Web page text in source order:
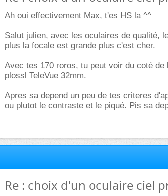
Ah oui effectivement Max, t'es HS la ^^
Salut julien, avec les oculaires de qualité,
plus la focale est grande plus c'est cher.
Avec tes 170 roros, tu peut voir du coté
plossl TeleVue 32mm.
Apres sa depend un peu de tes criteres
ou plutot le contraste et le piqué. Pis sa
Re : choix d'un oculaire ciel